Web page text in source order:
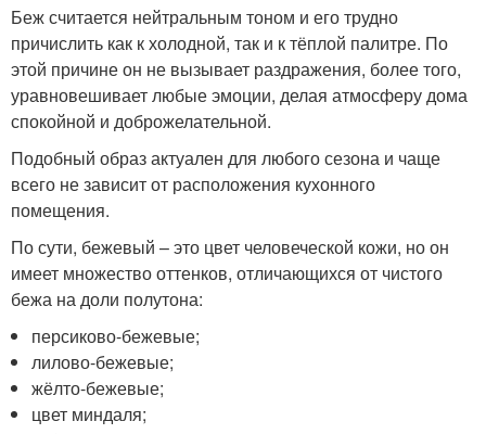
Беж считается нейтральным тоном и его трудно
причислить как к холодной, так и к тёплой палитре. По
этой причине он не вызывает раздражения, более того,
уравновешивает любые эмоции, делая атмосферу дома
спокойной и доброжелательной.
Подобный образ актуален для любого сезона и чаще
всего не зависит от расположения кухонного
помещения.
По сути, бежевый – это цвет человеческой кожи, но он
имеет множество оттенков, отличающихся от чистого
бежа на доли полутона:
персиково-бежевые;
лилово-бежевые;
жёлто-бежевые;
цвет миндаля;